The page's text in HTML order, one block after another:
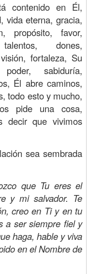
contenido en Él,
vida eterna, gracia,
propósito, favor,
dones,
fortaleza, Su
sabiduría,
Él abre caminos,
todo esto y mucho,
pide una cosa,
decir que vivimos
sea sembrada
que Tu eres el
y mi salvador. Te
creo en Ti y en tu
a ser siempre fiel y
haga, hable y viva
en el Nombre de